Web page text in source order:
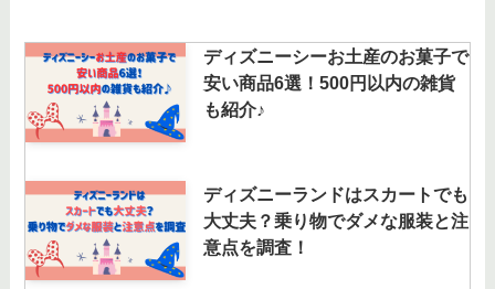
ディズニーシーお土産のお菓子で
安い商品6選！500円以内の雑貨
も紹介♪
ディズニーランドはスカートでも
大丈夫？乗り物でダメな服装と注
意点を調査！